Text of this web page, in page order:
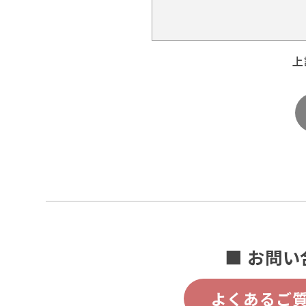
■ お問い
よくあるご